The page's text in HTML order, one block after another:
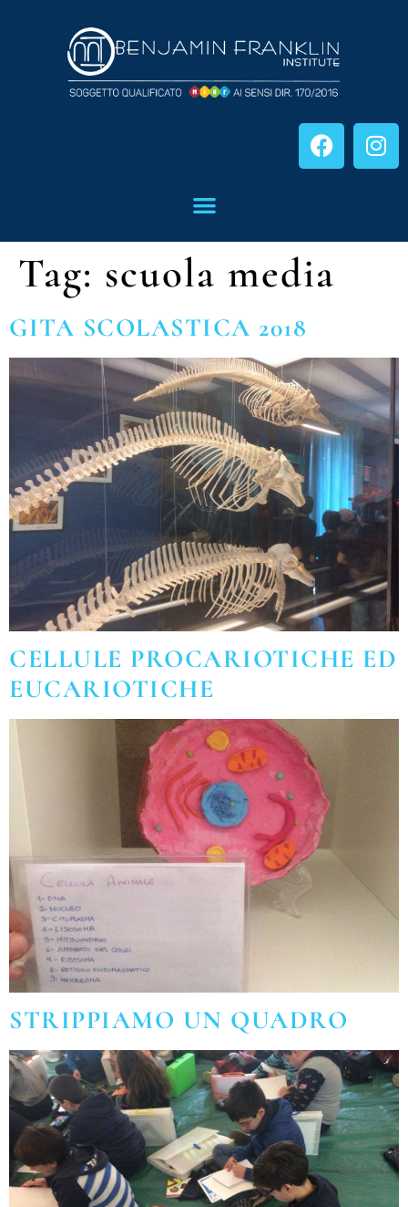
Tag: scuola media
GITA SCOLASTICA 2018
CELLULE PROCARIOTICHE ED
EUCARIOTICHE
STRIPPIAMO UN QUADRO